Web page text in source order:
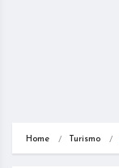
Home Turismo